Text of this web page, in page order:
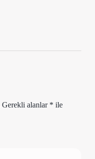
Gerekli alanlar * ile